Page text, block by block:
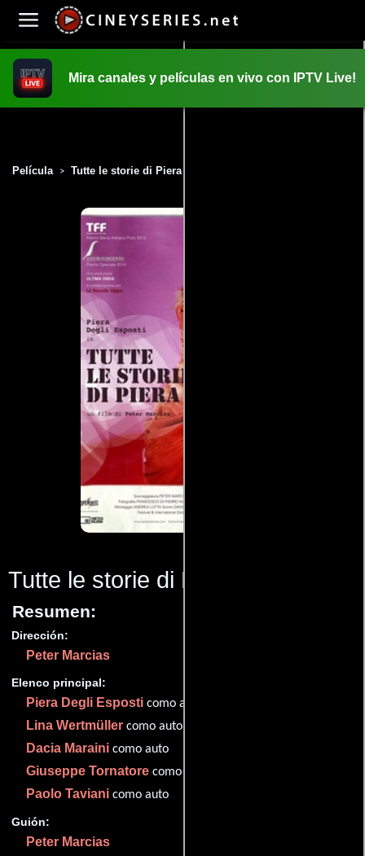
Mira canales y películas en vivo con IPTV Live!
Película > Tutte le storie di Piera (2013)
Tutte le storie di Piera
Resumen:
Dirección:
Peter Marcias
Elenco principal:
Piera Degli Esposti como auto
Lina Wertmüller como auto
Dacia Maraini como auto
Giuseppe Tornatore como auto
Paolo Taviani como auto
Guión:
Peter Marcias